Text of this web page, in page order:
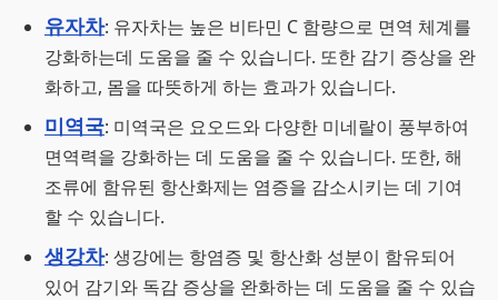
유자차: 유자차는 높은 비타민 C 함량으로 면역 체계를
강화하는데 도움을 줄 수 있습니다. 또한 감기 증상을 완
화하고, 몸을 따뜻하게 하는 효과가 있습니다.
미역국: 미역국은 요오드와 다양한 미네랄이 풍부하여
면역력을 강화하는 데 도움을 줄 수 있습니다. 또한, 해
조류에 함유된 항산화제는 염증을 감소시키는 데 기여
할 수 있습니다.
생강차: 생강에는 항염증 및 항산화 성분이 함유되어
있어 감기와 독감 증상을 완화하는 데 도움을 줄 수 있습